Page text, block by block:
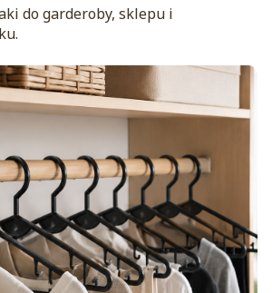
do garderoby, sklepu i